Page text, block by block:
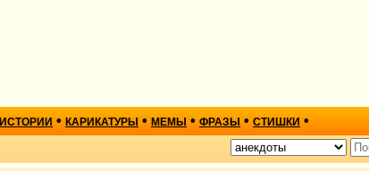
ИСТОРИИ • КАРИКАТУРЫ • МЕМЫ • ФРАЗЫ • СТИШКИ •